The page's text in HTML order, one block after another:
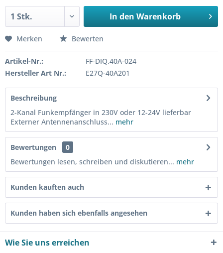
In den Warenkorb
Merken Bewerten
Artikel-Nr.:
FF-DIQ.40A-024
Hersteller Art Nr.:
E27Q-40A201
Beschreibung
2-Kanal Funkempfänger in 230V oder 12-24V lieferbar
Externer Antennenanschluss... mehr
Bewertungen
0
Bewertungen lesen, schreiben und diskutieren... mehr
Kunden kauften auch
Kunden haben sich ebenfalls angesehen
Wie Sie uns erreichen